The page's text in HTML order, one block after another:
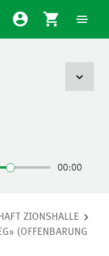
ZIONSHALLE
(OFFENBARUNG